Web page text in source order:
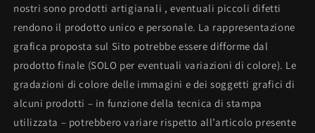
nostri sono prodotti artigianali , eventuali piccoli difetti
rendono il prodotto unico e personale. La rappresentazione
grafica proposta sul Sito potrebbe essere difforme dal
prodotto finale (SOLO per eventuali variazioni di colore). Le
gradazioni di colore delle immagini e dei soggetti grafici di
alcuni prodotti – in funzione della tecnica di stampa
utilizzata – potrebbero variare rispetto all’articolo presente